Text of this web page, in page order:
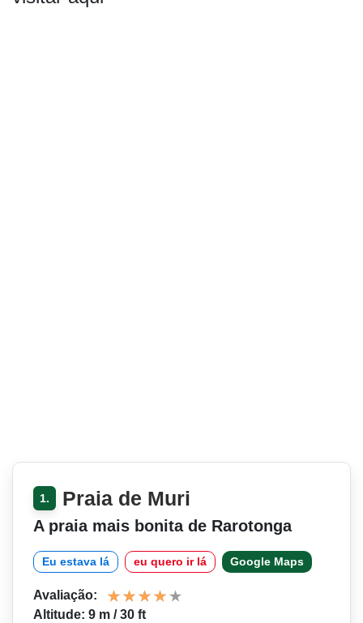
1. Praia de Muri
A praia mais bonita de Rarotonga
Eu estava lá eu quero ir lá Google Maps
Avaliação:
Altitude: 9 m / 30 ft